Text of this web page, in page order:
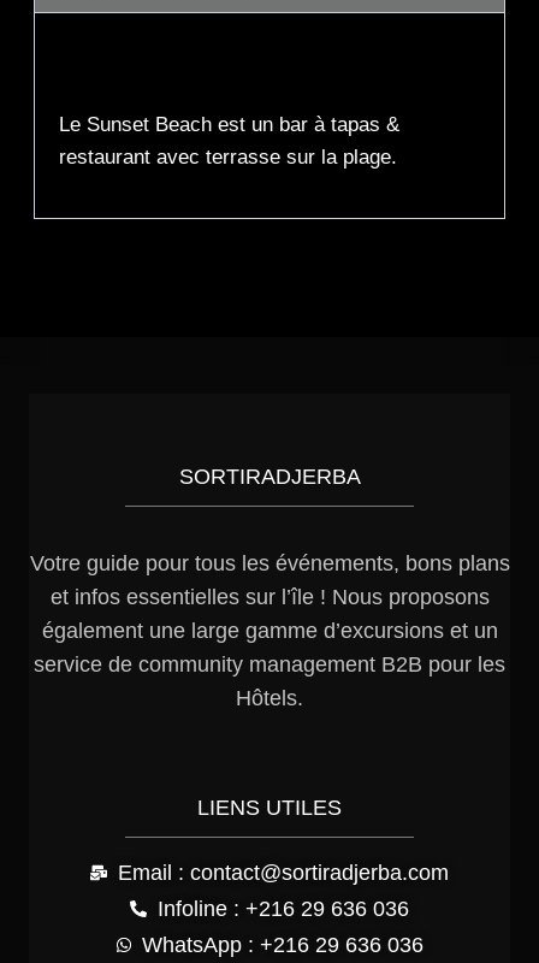
Le Sunset Beach est un bar à tapas &
restaurant avec terrasse sur la plage.
SORTIRADJERBA
Votre guide pour tous les événements, bons plans
et infos essentielles sur l’île ! Nous proposons
également une large gamme d’excursions et un
service de community management B2B pour les
Hôtels.
LIENS UTILES
Email : contact@sortiradjerba.com
Infoline : +216 29 636 036
WhatsApp : +216 29 636 036